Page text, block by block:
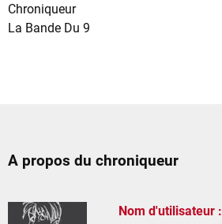
Chroniqueur
La Bande Du 9
A propos du chroniqueur
Nom d'utilisateur :